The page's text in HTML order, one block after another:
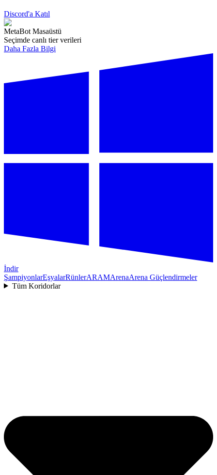
Discord'a Katıl
MetaBot Masaüstü
Seçimde canlı tier verileri
Daha Fazla Bilgi
İndir
ŞampiyonlarEşyalarRünlerARAMArenaArena Güçlendirmeler
Tüm Koridorlar